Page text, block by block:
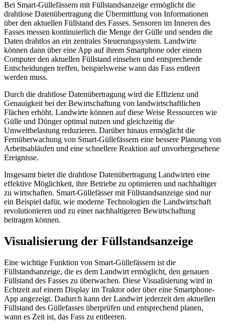
Bei Smart-Güllefässern mit Füllstandsanzeige ermöglicht die
drahtlose Datenübertragung die Übermittlung von Informationen
über den aktuellen Füllstand des Fasses. Sensoren im Inneren des
Fasses messen kontinuierlich die Menge der Gülle und senden die
Daten drahtlos an ein zentrales Steuerungssystem. Landwirte
können dann über eine App auf ihrem Smartphone oder einem
Computer den aktuellen Füllstand einsehen und entsprechende
Entscheidungen treffen, beispielsweise wann das Fass entleert
werden muss.
Durch die drahtlose Datenübertragung wird die Effizienz und
Genauigkeit bei der Bewirtschaftung von landwirtschaftlichen
Flächen erhöht. Landwirte können auf diese Weise Ressourcen wie
Gülle und Dünger optimal nutzen und gleichzeitig die
Umweltbelastung reduzieren. Darüber hinaus ermöglicht die
Fernüberwachung von Smart-Güllefässern eine bessere Planung von
Arbeitsabläufen und eine schnellere Reaktion auf unvorhergesehene
Ereignisse.
Insgesamt bietet die drahtlose Datenübertragung Landwirten eine
effektive Möglichkeit, ihre Betriebe zu optimieren und nachhaltiger
zu wirtschaften. Smart-Güllefässer mit Füllstandsanzeige sind nur
ein Beispiel dafür, wie moderne Technologien die Landwirtschaft
revolutionieren und zu einer nachhaltigeren Bewirtschaftung
beitragen können.
Visualisierung der Füllstandsanzeige
Eine wichtige Funktion von Smart-Güllefässern ist die
Füllstandsanzeige, die es dem Landwirt ermöglicht, den genauen
Füllstand des Fasses zu überwachen. Diese Visualisierung wird in
Echtzeit auf einem Display im Traktor oder über eine Smartphone-
App angezeigt. Dadurch kann der Landwirt jederzeit den aktuellen
Füllstand des Güllefasses überprüfen und entsprechend planen,
wann es Zeit ist, das Fass zu entleeren.